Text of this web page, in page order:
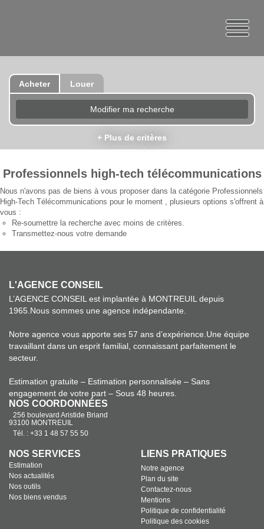
Acheter Louer
Modifier ma recherche
+ Plus de critères
Professionnels high-tech télécommunications
Nous n'avons pas de biens à vous proposer dans la catégorie Professionnels
High-Tech Télécommunications pour le moment , plusieurs options s'offrent à
vous :
Re-soumettre la recherche avec moins de critères.
Transmettez-nous votre demande
L'AGENCE CONSEIL
L’AGENCE CONSEIL est implantée à MONTREUIL depuis
1965.Nous sommes une agence indépendante.
Notre agence vous apporte ses 57 ans d’expérience.Une équipe
travaillant dans un esprit familial, connaissant parfaitement le
secteur.
Estimation gratuite – Estimation personnalisée – Sans
engagement de votre part – Sous 48 heures.
NOS COORDONNÉES
256 boulevard Aristide Briand
93100 MONTREUIL
Tél. : +33 1 48 57 55 50
NOS SERVICES
Estimation
Nos actualités
Nos outils
Nos biens vendus
LIENS PRATIQUES
Notre agence
Plan du site
Contactez-nous
Mentions
Politique de confidentialité
Politique des cookies